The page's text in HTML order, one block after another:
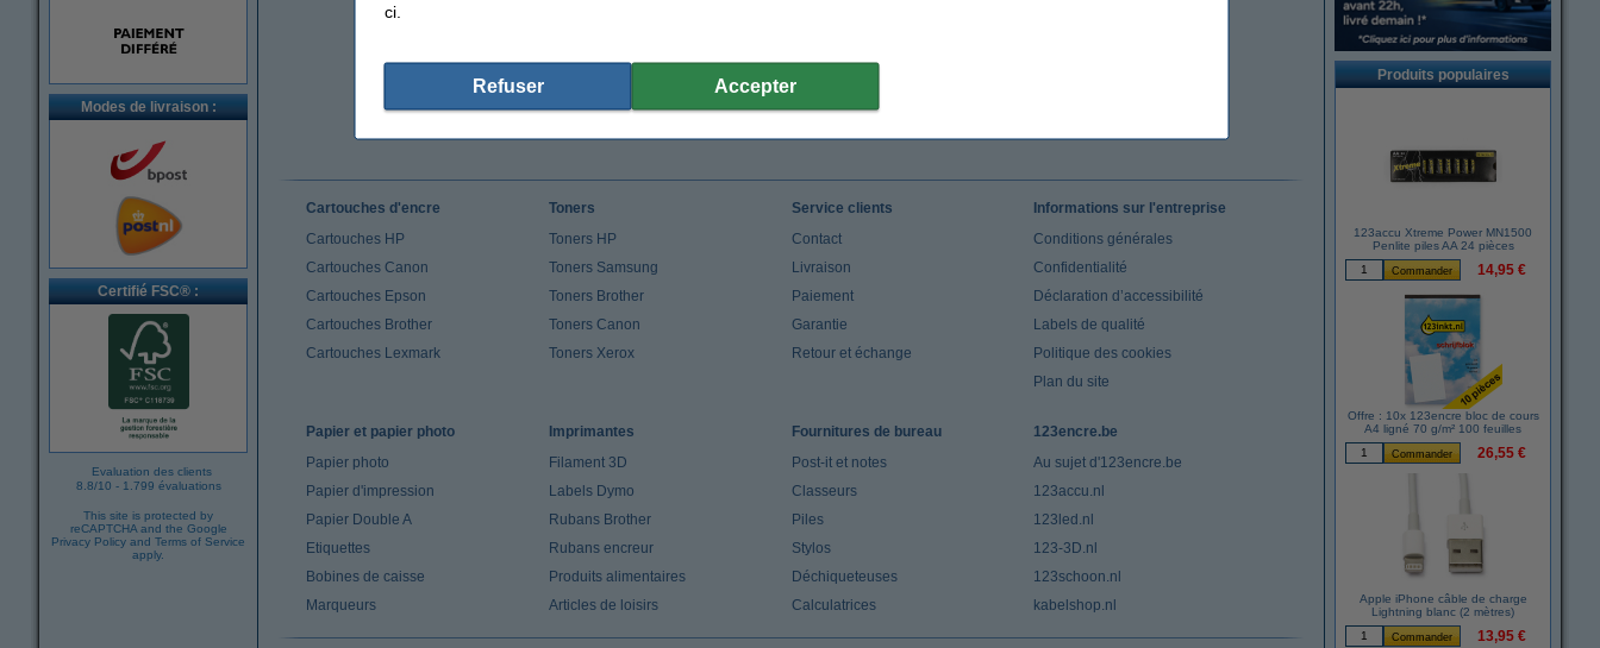
Modes de livraison :
Certifié FSC® :
Evaluation des clients
8.8/10 - 1.799 évaluations
This site is protected by
reCAPTCHA and the Google
Privacy Policy and Terms of Service
apply.
Produits populaires
123accu Xtreme Power MN1500
Penlite piles AA 24 pièces
14,95 €
Offre : 10x 123encre bloc de cours
A4 ligné 70 g/m² 100 feuilles
26,55 €
Apple iPhone câble de charge
Lightning blanc (2 mètres)
13,95 €
Cartouches d'encre
Cartouches HP
Cartouches Canon
Cartouches Epson
Cartouches Brother
Cartouches Lexmark
Toners
Toners HP
Toners Samsung
Toners Brother
Toners Canon
Toners Xerox
Service clients
Contact
Livraison
Paiement
Garantie
Retour et échange
Informations sur l'entreprise
Conditions générales
Confidentialité
Déclaration d’accessibilité
Labels de qualité
Politique des cookies
Plan du site
Papier et papier photo
Papier photo
Papier d'impression
Papier Double A
Etiquettes
Bobines de caisse
Marqueurs
Imprimantes
Filament 3D
Labels Dymo
Rubans Brother
Rubans encreur
Produits alimentaires
Articles de loisirs
Fournitures de bureau
Post-it et notes
Classeurs
Piles
Stylos
Déchiqueteuses
Calculatrices
123encre.be
Au sujet d'123encre.be
123accu.nl
123led.nl
123-3D.nl
123schoon.nl
kabelshop.nl
ci.
Refuser Accepter